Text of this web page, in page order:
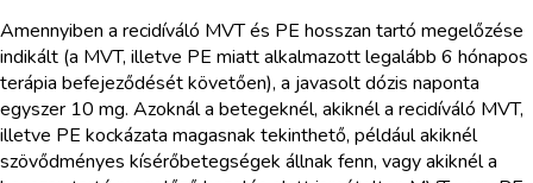
Amennyiben a recidíváló MVT és PE hosszan tartó megelőzése
indikált (a MVT, illetve PE miatt alkalmazott legalább 6 hónapos
terápia befejeződését követően), a javasolt dózis naponta
egyszer 10 mg. Azoknál a betegeknél, akiknél a recidíváló MVT,
illetve PE kockázata magasnak tekinthető, például akiknél
szövődményes kísérőbetegségek állnak fenn, vagy akiknél a